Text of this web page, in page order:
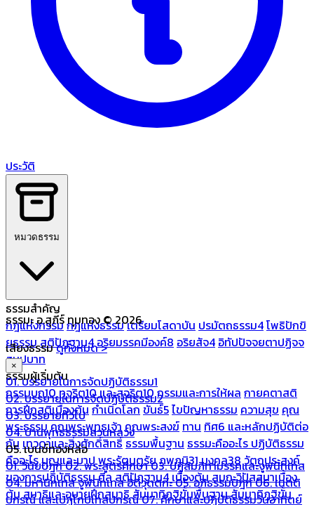
ประวัติ
หมวดธรรม
ธรรมสำคัญ
กฎแห่งกรรมกฎแห่งธรรมเตรียมโสดาบัน ปรมัตถธรรม4โพธิปักขิ
ยธรรมสติปัฏฐาน4อริยมรรคมีองค์8 อริยสัจ4 อิทัปปัจจยตาปฏิจจ
สมุปบาท
ธรรมผู้เริ่มต้น
กรรมบถ10 ทุจริต10 และสุจริต10กรรมและการให้ผล กายคตาสติ
การฝึกสติเบื้องต้นกำเนิดโลกขันธ์5ไขปัญหาธรรม ความสุข คุณ
พระธรรมคุณพระพุทธเจ้าคุณพระสงฆ์ ทาน ทิศ6 และหลักปฏิบัติต่อ
กันเทวดาและสิ่งศักดิ์สิทธิ์ธรรมพื้นฐาน ธรรมะคืออะไร ปฏิบัติธรรม
คืออะไรบุญและบาปพระรัตนตรัยภพภูมิ31 มงคล38 วัตถุประสงค์
ของการปฏิบัติธรรมศีลสติปัฏฐาน4 เบื้องต้นสมถะวิปัสสนาเบื้อง
ต้นสมาธิและอุบายฝึกสมาธิสัมมาทิฏฐิขั้นพื้นฐานสัมมาทิฏฐิขั้น
ธรรมะ อ.สุภีร์ ทุมทอง © 2026
เสียงธรรมดูทั้งหมด >
×
01. บรรยายในการจัดปฏิบัติธรรม1
02. บรรยายในการจัดปฏิบัติธรรม2
03. บรรยายทั่วไป
04. บ้านพุทธธรรมสวนหลวง
05. เบนซ์ทองหล่อ
01. วินัยปิฎก02. พระสูตรศึกษา03. ปฏิสัมภิทามรรคและจูฬนิทเทส
04. มหานิทเทส จูฬนิทเทส อิติวุตตกะ05. อภิธรรมปิฎก06. เนตติ
ปกรณ์ และเปฏโกปเทสปกรณ์07. ศึกษาและปฏิบัติธรรมวันอาทิตย์